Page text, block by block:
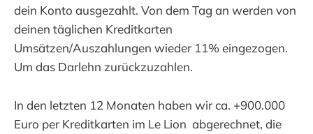
dein Konto ausgezahlt. Von dem Tag an werden von
deinen täglichen Kreditkarten
Umsätzen/Auszahlungen wieder 11% eingezogen.
Um das Darlehn zurückzuzahlen.
In den letzten 12 Monaten haben wir ca. +900.000
Euro per Kreditkarten im Le Lion abgerechnet, die